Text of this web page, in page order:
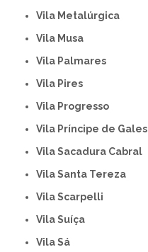
Vila Metalúrgica
Vila Musa
Vila Palmares
Vila Pires
Vila Progresso
Vila Príncipe de Gales
Vila Sacadura Cabral
Vila Santa Tereza
Vila Scarpelli
Vila Suíça
Vila Sá